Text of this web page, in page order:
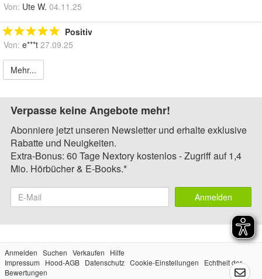
Von: Ute W. 04.11.25
Positiv
Von: e***t 27.09.25
Mehr...
Verpasse keine Angebote mehr!
Abonniere jetzt unseren Newsletter und erhalte exklusive
Rabatte und Neuigkeiten.
Extra-Bonus: 60 Tage Nextory kostenlos - Zugriff auf 1,4
Mio. Hörbücher & E-Books.*
Anmelden
Anmelden Suchen Verkaufen
Hilfe
Impressum
Hood-AGB Datenschutz Cookie-Einstellungen
Echtheit der
Bewertungen